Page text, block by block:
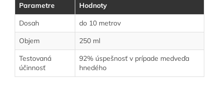
Parametre
Hodnoty
Dosah
do 10 metrov
Objem
250 ml
Testovaná
účinnosť
92% úspešnosť v prípade medveďa
hnedého